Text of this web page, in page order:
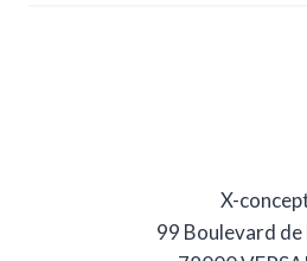
X-
99 Boulevard de